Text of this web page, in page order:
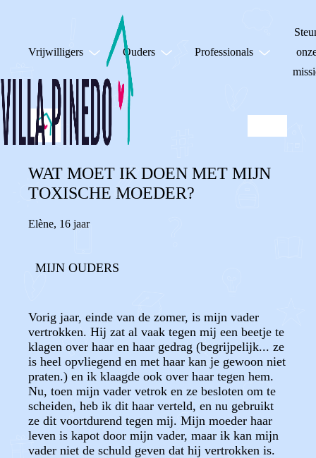
Vrijwilligers Ouders Professionals
WAT MOET IK DOEN MET MIJN
TOXISCHE MOEDER?
Elène, 16 jaar
MIJN OUDERS
Vorig jaar, einde van de zomer, is mijn vader
vertrokken. Hij zat al vaak tegen mij een beetje te
klagen over haar en haar gedrag (begrijpelijk... ze
is heel opvliegend en met haar kan je gewoon niet
praten.) en ik klaagde ook over haar tegen hem.
Nu, toen mijn vader vetrok en ze besloten om te
scheiden, heb ik dit haar verteld, en nu gebruikt
ze dit voortdurend tegen mij. Mijn moeder haar
leven is kapot door mijn vader, maar ik kan mijn
vader niet de schuld geven dat hij vertrokken is.